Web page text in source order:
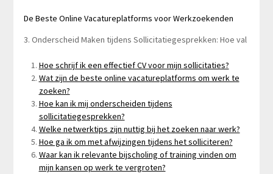
De Beste Online Vacatureplatforms voor Werkzoekenden
3. Onderscheid Maken tijdens Sollicitatiegesprekken: Hoe val
Hoe schrijf ik een effectief CV voor mijn sollicitaties?
Wat zijn de beste online vacatureplatforms om werk te
zoeken?
Hoe kan ik mij onderscheiden tijdens
sollicitatiegesprekken?
Welke netwerktips zijn nuttig bij het zoeken naar werk?
Hoe ga ik om met afwijzingen tijdens het solliciteren?
Waar kan ik relevante bijscholing of training vinden om
mijn kansen op werk te vergroten?